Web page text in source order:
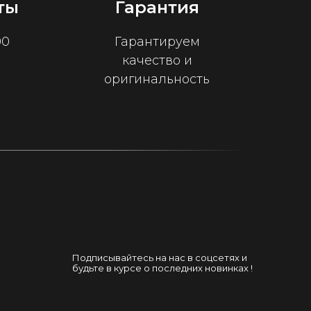
Гарантия
Гарантируем
качество и
оригинальность
Подписывайтесь на нас в соцсетях и
будьте в курсе о последних новинках !